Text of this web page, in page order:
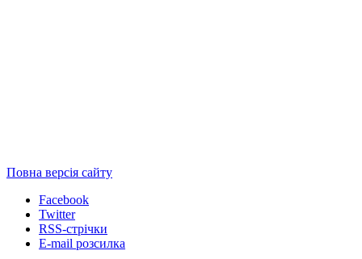
Повна версія сайту
Facebook
Twitter
RSS-стрічки
E-mail розсилка